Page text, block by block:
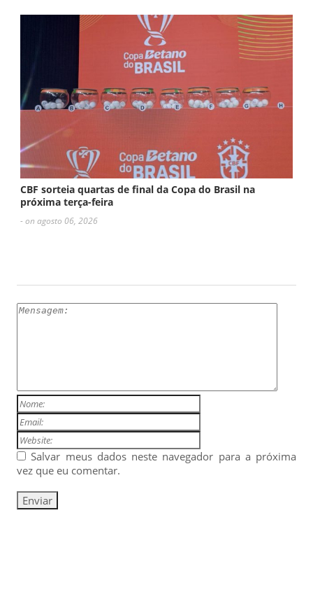
CBF sorteia quartas de final da Copa do Brasil na
próxima terça-feira
- on agosto 06, 2026
Salvar meus dados neste navegador para a próxima
vez que eu comentar.